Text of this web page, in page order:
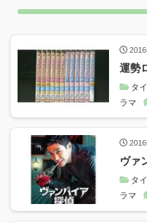
運勢
タ
ラマ
ヴァ
タ
ラマ